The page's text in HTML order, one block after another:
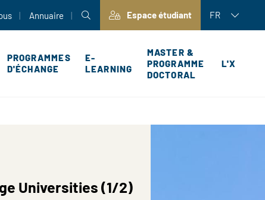
Annuaire Espace étudiant FR
PROGRAMMES
D'ÉCHANGE
E-
LEARNING
MASTER &
PROGRAMME
DOCTORAL
L'X
Universities (1/2)